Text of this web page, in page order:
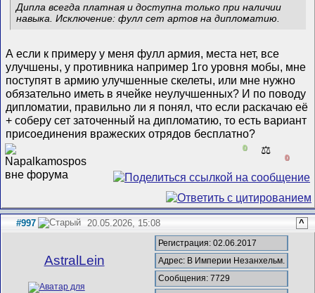
Дипла всегда платная и доступна только при наличии
навыка. Исключение: фулл сет артов на дипломатию.
А если к примеру у меня фулл армия, места нет, все
улучшены, у противника например 1го уровня мобы, мне
поступят в армию улучшенные скелеты, или мне нужно
обязательно иметь в ячейке неулучшенных? И по поводу
дипломатии, правильно ли я понял, что если раскачаю её
+ соберу сет заточенный на дипломатию, то есть вариант
присоединения вражеских отрядов бесплатно?
0 ⚖️
0
#997 20.05.2026, 15:08 ^
AstralLein
Регистрация: 02.06.2017
Адрес: В Империи Незанхельм.
Сообщения: 7729